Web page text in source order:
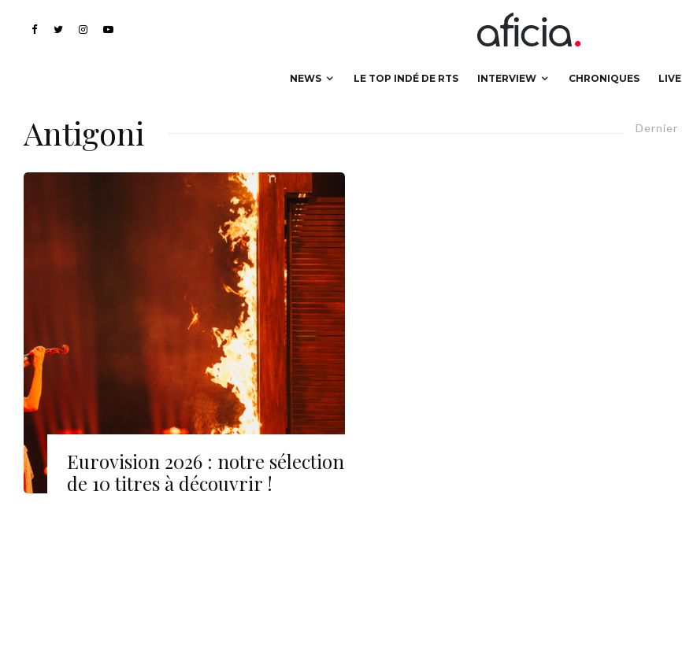
NEWS LE TOP INDÉ DE RTS INTERVIEW CHRONIQUES LIVE
Dernier
Antigoni
Eurovision 2026 : notre sélection
de 10 titres à découvrir !